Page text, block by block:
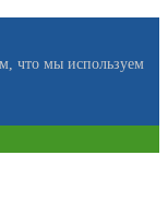
что мы используем